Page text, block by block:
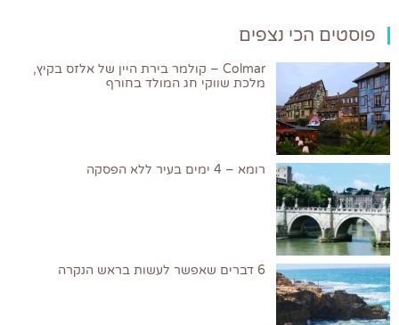
פוסטים הכי נצפים
Colmar – קולמר בירת היין של אלזס בקיץ,
מלכת שווקי חג המולד בחורף
רומא – 4 ימים בעיר ללא הפסקה
6 דברים שאפשר לעשות בראש הנקרה